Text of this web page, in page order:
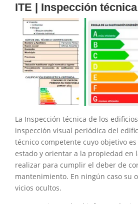
ITE | Inspección
La Inspección técnica de los
inspección visual periódica del
técnico competente cuyo objetivo
estado y orientar a la propiedad en
realizar para cumplir el deber de
mantenimiento. En ningún caso su
vicios ocultos.